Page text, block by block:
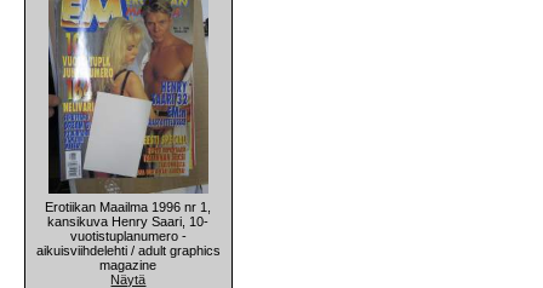
Erotiikan Maailma 1996 nr 1,
kansikuva Henry Saari, 10-
vuotistuplanumero -
aikuisviihdelehti / adult graphics
magazine
Näytä